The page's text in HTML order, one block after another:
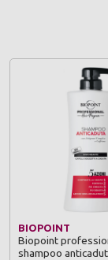
BIOPOINT
Biopoint
shampoo